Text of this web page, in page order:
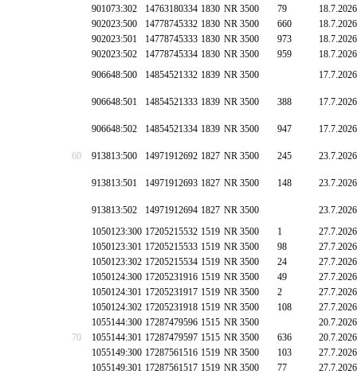
901073:302
14763180334 1830 NR 3500 79
18.7.2026
902023:500
14778745332 1830 NR 3500 660
18.7.2026
902023:501
14778745333 1830 NR 3500 973
18.7.2026
902023:502
14778745334 1830 NR 3500 959
18.7.2026
906648:500
14854521332 1839 NR 3500 17.7.2026
906648:501 14854521333 1839 NR 3500 388 17.7.2026
906648:502 14854521334 1839 NR 3500 947 17.7.2026
60 913813:500 14971912692 1827 NR 3500 245 23.7.2026
913813:501 14971912693 1827 NR 3500 148 23.7.2026
913813:502 14971912694 1827 NR 3500
23.7.2026
1050123:300 17205215532 1519 NR 3500 1
27.7.2026
1050123:301 17205215533 1519 NR 3500 98
27.7.2026
1050123:302 17205215534 1519 NR 3500 24
27.7.2026
1050124:300 17205231916 1519 NR 3500 49
27.7.2026
1050124:301 17205231917 1519 NR 3500 2
27.7.2026
1050124:302 17205231918 1519 NR 3500 108
27.7.2026
1055144:300 17287479596 1515 NR 3500
20.7.2026
70
1055144:301 17287479597 1515 NR 3500 636
20.7.2026
1055149:300 17287561516 1519 NR 3500 103
27.7.2026
1055149:301 17287561517 1519 NR 3500 77
27.7.2026